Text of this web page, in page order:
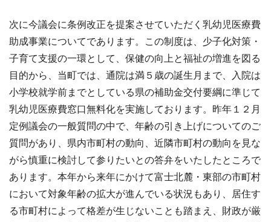
次に今議会に条例改正を提案させていただく乳幼児医療費
助成事業についてであります。この制度は、少子化対策・
子育て支援の一環として、保健の向上と福祉の増進を図る
目的から、当町では、通院は満５歳の誕生月まで、入院は
小学校就学前までとしている県の補助金交付要綱に準じて
乳幼児医療費窓口無料化を実施しております。昨年１２月
定例議会の一般質問の中で、年齢の引き上げについてのご
質問があり、県内市町村の動向、近隣市町村の動向を見な
がら慎重に検討して参りたいとの答弁をいたしたところで
あります。本年から来年にかけて富士北麓・東部の市町村
において対象年齢の拡大が進んでいる状況もあり、居住す
る市町村によって格差が生じないことも踏まえ、財政が厳